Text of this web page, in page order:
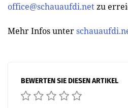
office@schauaufdi.netzu
Mehr Infos unter
BEWERTEN SIE DIESEN ARTIKEL